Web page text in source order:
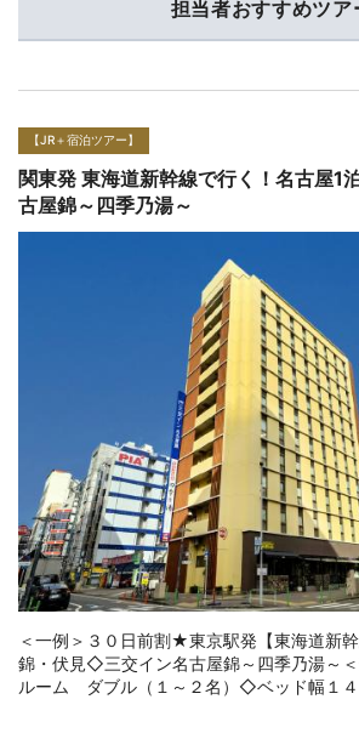
担当者おすすめツア
【JR＋宿泊ツアー】
関東発 東海道新幹線で行く！名古屋1
スタンプラス名古屋栄
＜一例＞６０日前割★東京駅発【東海道新
（栄）◇ベストウエスタンプラス名古屋栄
ダブル（１～２名）◇ベッド幅１４０ｃｍ